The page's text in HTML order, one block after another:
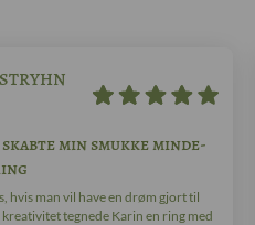
min smukke minde-
hvis man vil have en drøm gjort til
tegnede Karin en ring med